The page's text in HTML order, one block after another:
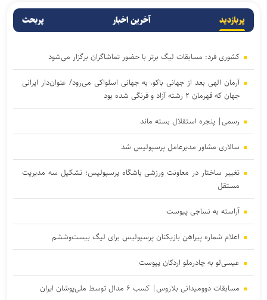
پربازدید آخرین اخبار پربحث
کشوری فرد: مسابقات لیگ برتر با حضور تماشاگران برگزار می‌شود
آرمان الهی بعد از جهانی باکو، به جهانی اسلواکی می‌رود/ عنوان‌دار ایرانی
جهان که قهرمان ۲ رشته آزاد و فرنگی شده بود
رسمی| پنجره استقلال بسته ماند
سالاری مشاور مدیرعامل پرسپولیس شد
تغییر ساختار در معاونت ورزشی باشگاه پرسپولیس؛ تشکیل سه مدیریت
مستقل
آراسته به نساجی پیوست
اعلام شماره پیراهن بازیکنان پرسپولیس برای لیگ بیست‌وششم
عیسی‌لو به چادرملو اردکان پیوست
مسابقات دوومیدانی بلاروس| کسب ۶ مدال توسط ملی‌پوشان ایران